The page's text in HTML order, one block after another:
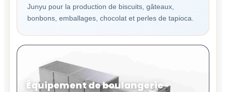
Junyu pour la production de biscuits, gâteaux,
bonbons, emballages, chocolat et perles de tapioca.
Équipement de boulangerie